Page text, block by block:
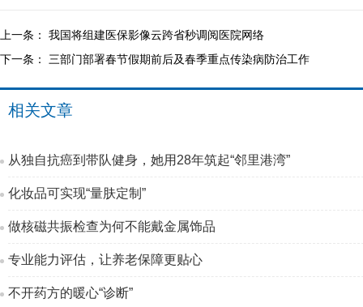
上一条： 我国将组建医保影像云跨省秒调阅医院网络
下一条： 三部门部署春节假期前后及春季重点传染病防治工作
相关文章
从独自抗癌到带队健身，她用28年筑起“邻里港湾”
化妆品可实现“量肤定制”
做核磁共振检查为何不能戴金属饰品
专业能力评估，让养老保障更贴心
不开药方的暖心“诊断”